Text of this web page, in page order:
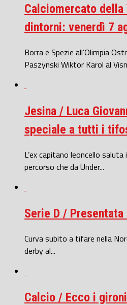
Calciomercato della
dintorni: venerdì 7
Borra e Spezie all’Olimpia
Paszynski Wiktor Karol al
Jesina / Luca
speciale a tutti i
L’ex capitano leoncello
percorso che da Under...
Serie D /
Curva subito a tifare nella
derby al...
Calcio / Ecco i